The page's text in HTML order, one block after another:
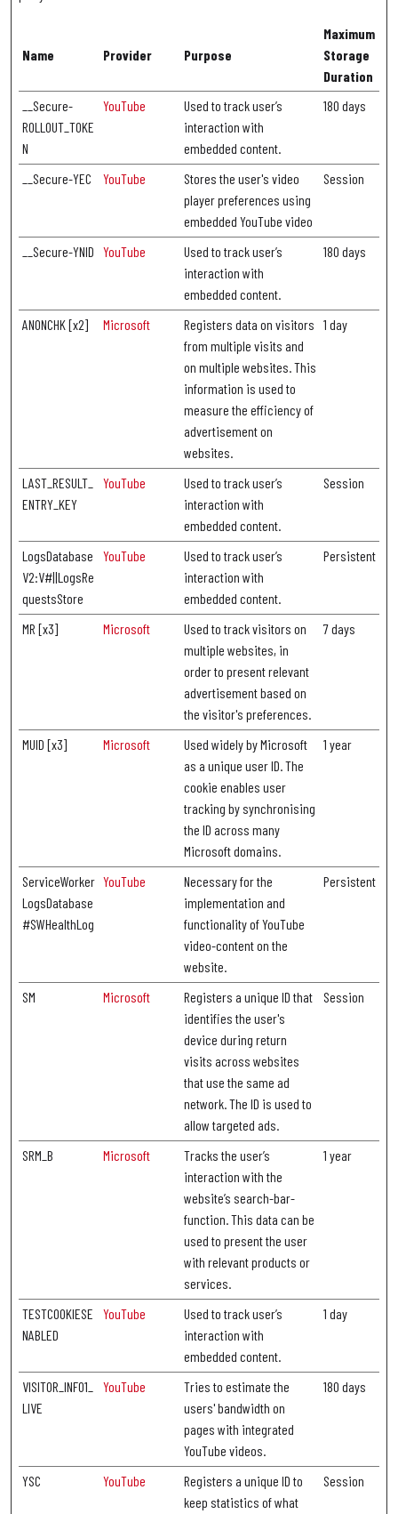
Name Provider Purpose
Maximum
Storage
Duration
__Secure-
ROLLOUT_TOKE
N
YouTube
Used to track user’s
interaction with
embedded content.
180 days
__Secure-YEC YouTube
Stores the user's video
player preferences using
embedded YouTube video
Session
__Secure-YNID YouTube
Used to track user’s
interaction with
embedded content.
180 days
ANONCHK [x2] Microsoft
Registers data on visitors
from multiple visits and
on multiple websites. This
information is used to
measure the efficiency of
advertisement on
websites.
1 day
LAST_RESULT_
ENTRY_KEY
YouTube
Used to track user’s
interaction with
embedded content.
Session
LogsDatabase
V2:V#||LogsRe
questsStore
YouTube
Used to track user’s
interaction with
embedded content.
Persistent
MR [x3] Microsoft
Used to track visitors on
multiple websites, in
order to present relevant
advertisement based on
the visitor's preferences.
7 days
MUID [x3] Microsoft
Used widely by Microsoft
as a unique user ID. The
cookie enables user
tracking by synchronising
the ID across many
Microsoft domains.
1 year
ServiceWorker
LogsDatabase
#SWHealthLog
YouTube
Necessary for the
implementation and
functionality of YouTube
video-content on the
website.
Persistent
SM Microsoft
Registers a unique ID that
identifies the user's
device during return
visits across websites
that use the same ad
network. The ID is used to
allow targeted ads.
Session
SRM_B Microsoft
Tracks the user’s
interaction with the
website’s search-bar-
function. This data can be
used to present the user
with relevant products or
services.
1 year
TESTCOOKIESE
NABLED
YouTube
Used to track user’s
interaction with
embedded content.
1 day
VISITOR_INFO1_
LIVE
YouTube
Tries to estimate the
users' bandwidth on
pages with integrated
YouTube videos.
180 days
YSC YouTube
Registers a unique ID to
keep statistics of what
Session